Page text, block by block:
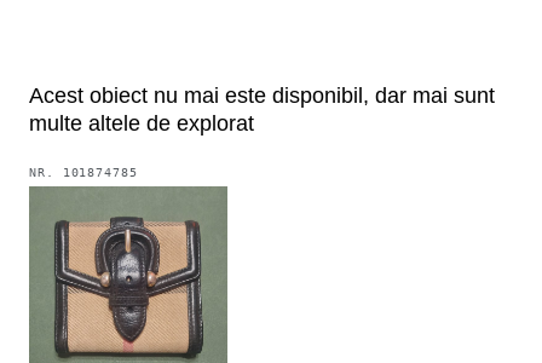
Acest obiect nu mai este disponibil, dar mai sunt
multe altele de explorat
NR. 101874785